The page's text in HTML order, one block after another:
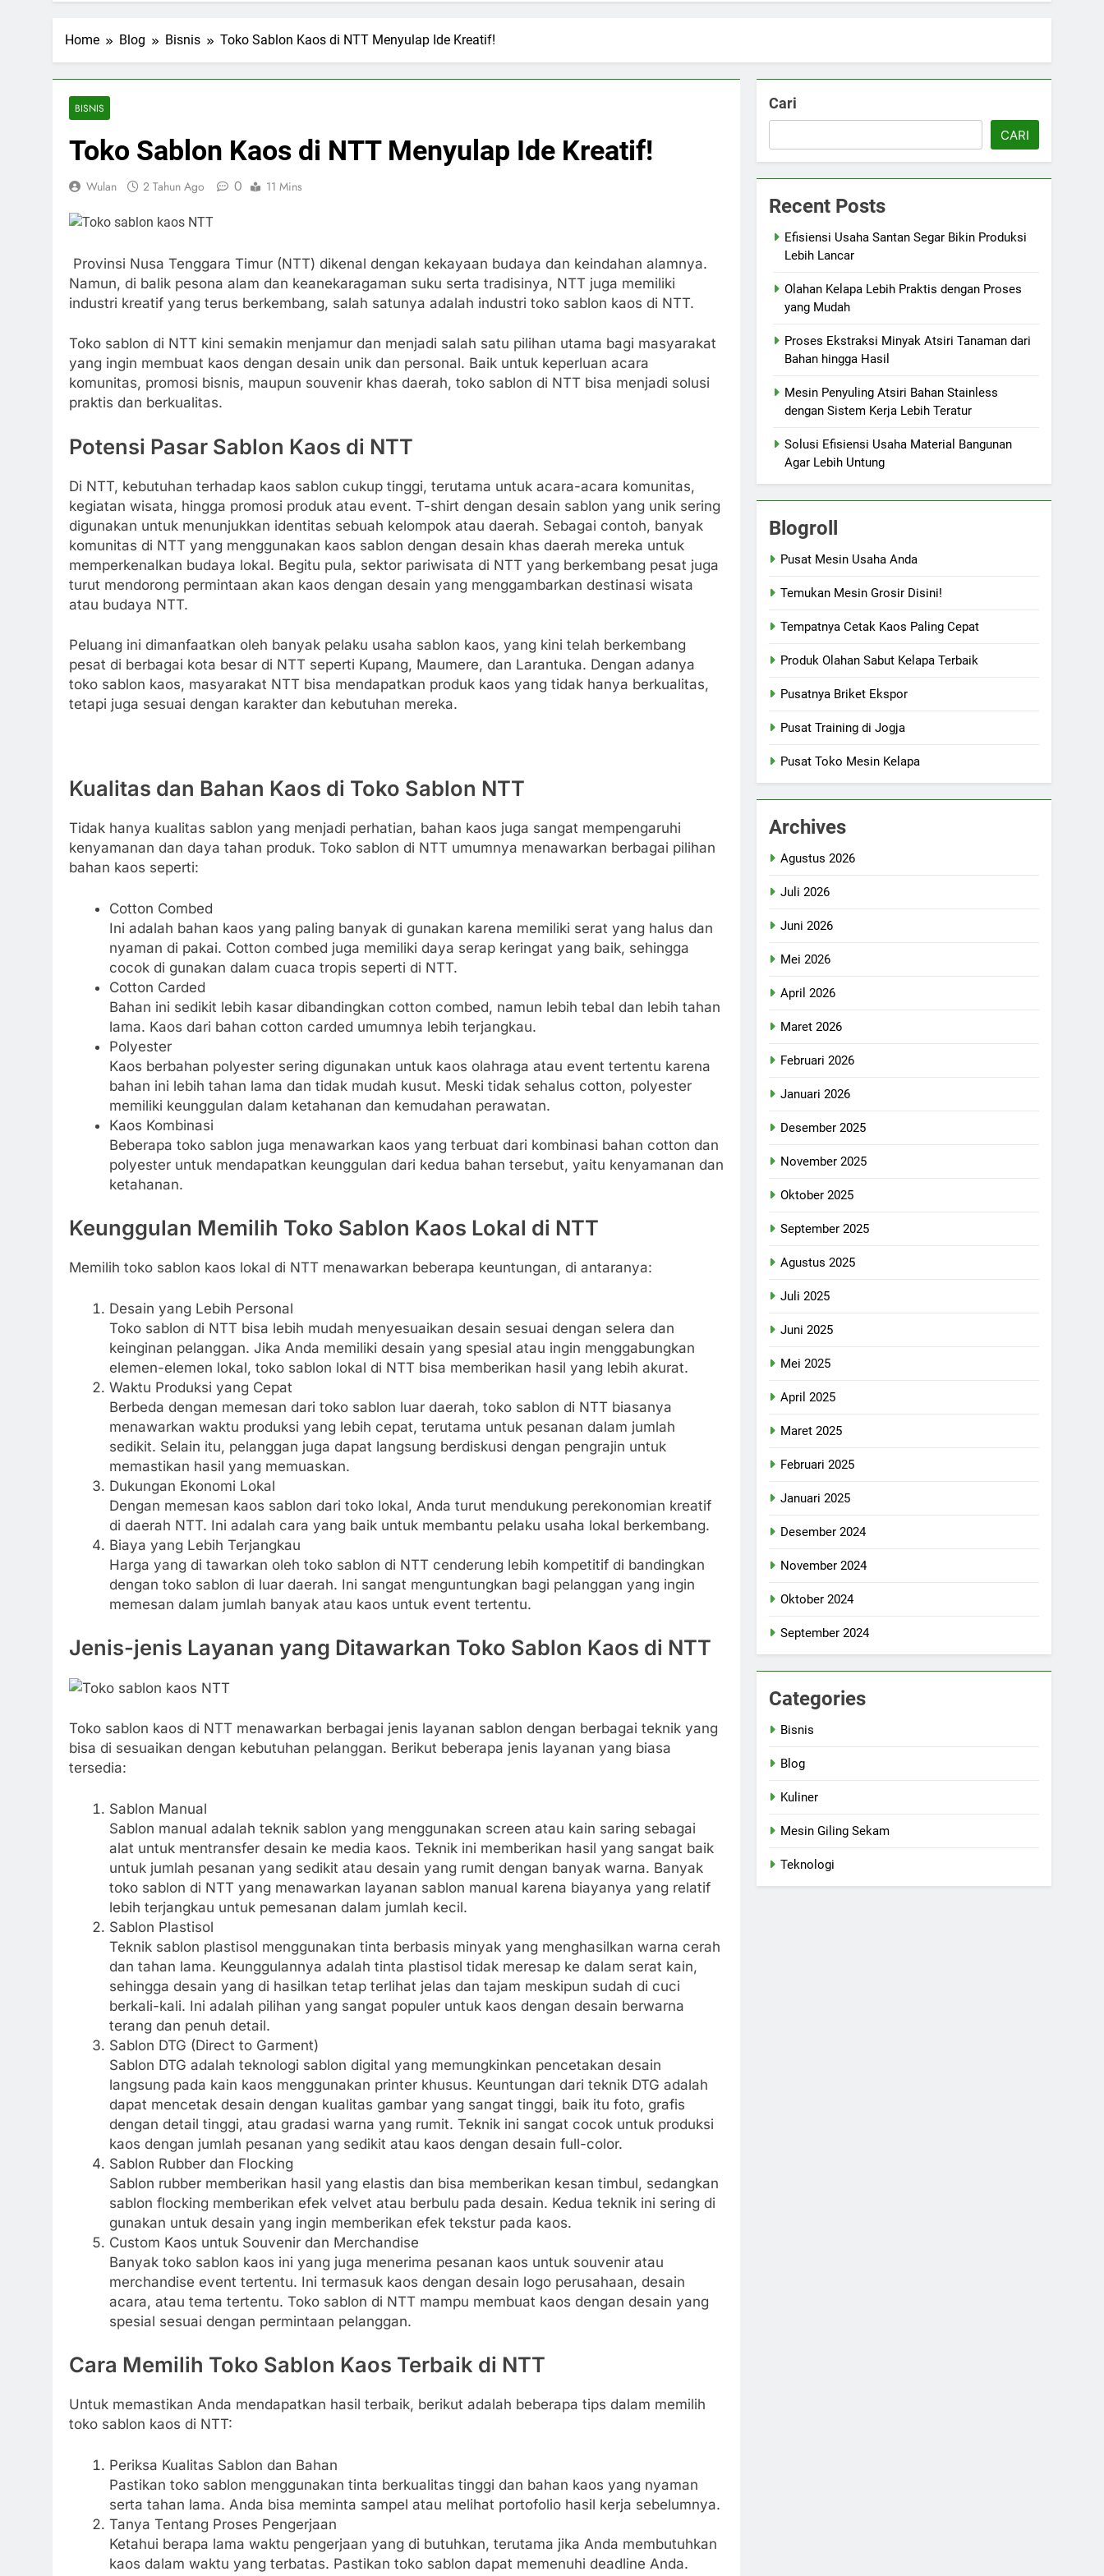
Home Blog Bisnis Toko Sablon Kaos di NTT Menyulap Ide Kreatif!
BISNIS
Toko Sablon Kaos di NTT Menyulap Ide Kreatif!
Wulan 2 Tahun Ago 0 11 Mins
Provinsi Nusa Tenggara Timur (NTT) dikenal dengan kekayaan budaya dan keindahan alamnya.
Namun, di balik pesona alam dan keanekaragaman suku serta tradisinya, NTT juga memiliki
industri kreatif yang terus berkembang, salah satunya adalah industri toko sablon kaos di NTT.
Toko sablon di NTT kini semakin menjamur dan menjadi salah satu pilihan utama bagi masyarakat
yang ingin membuat kaos dengan desain unik dan personal. Baik untuk keperluan acara
komunitas, promosi bisnis, maupun souvenir khas daerah, toko sablon di NTT bisa menjadi solusi
praktis dan berkualitas.
Potensi Pasar Sablon Kaos di NTT
Di NTT, kebutuhan terhadap kaos sablon cukup tinggi, terutama untuk acara-acara komunitas,
kegiatan wisata, hingga promosi produk atau event. T-shirt dengan desain sablon yang unik sering
digunakan untuk menunjukkan identitas sebuah kelompok atau daerah. Sebagai contoh, banyak
komunitas di NTT yang menggunakan kaos sablon dengan desain khas daerah mereka untuk
memperkenalkan budaya lokal. Begitu pula, sektor pariwisata di NTT yang berkembang pesat juga
turut mendorong permintaan akan kaos dengan desain yang menggambarkan destinasi wisata
atau budaya NTT.
Peluang ini dimanfaatkan oleh banyak pelaku usaha sablon kaos, yang kini telah berkembang
pesat di berbagai kota besar di NTT seperti Kupang, Maumere, dan Larantuka. Dengan adanya
toko sablon kaos, masyarakat NTT bisa mendapatkan produk kaos yang tidak hanya berkualitas,
tetapi juga sesuai dengan karakter dan kebutuhan mereka.
Kualitas dan Bahan Kaos di Toko Sablon NTT
Tidak hanya kualitas sablon yang menjadi perhatian, bahan kaos juga sangat mempengaruhi
kenyamanan dan daya tahan produk. Toko sablon di NTT umumnya menawarkan berbagai pilihan
bahan kaos seperti:
Cotton Combed
Ini adalah bahan kaos yang paling banyak di gunakan karena memiliki serat yang halus dan
nyaman di pakai. Cotton combed juga memiliki daya serap keringat yang baik, sehingga
cocok di gunakan dalam cuaca tropis seperti di NTT.
Cotton Carded
Bahan ini sedikit lebih kasar dibandingkan cotton combed, namun lebih tebal dan lebih tahan
lama. Kaos dari bahan cotton carded umumnya lebih terjangkau.
Polyester
Kaos berbahan polyester sering digunakan untuk kaos olahraga atau event tertentu karena
bahan ini lebih tahan lama dan tidak mudah kusut. Meski tidak sehalus cotton, polyester
memiliki keunggulan dalam ketahanan dan kemudahan perawatan.
Kaos Kombinasi
Beberapa toko sablon juga menawarkan kaos yang terbuat dari kombinasi bahan cotton dan
polyester untuk mendapatkan keunggulan dari kedua bahan tersebut, yaitu kenyamanan dan
ketahanan.
Keunggulan Memilih Toko Sablon Kaos Lokal di NTT
Memilih toko sablon kaos lokal di NTT menawarkan beberapa keuntungan, di antaranya:
Desain yang Lebih Personal
Toko sablon di NTT bisa lebih mudah menyesuaikan desain sesuai dengan selera dan
keinginan pelanggan. Jika Anda memiliki desain yang spesial atau ingin menggabungkan
elemen-elemen lokal, toko sablon lokal di NTT bisa memberikan hasil yang lebih akurat.
Waktu Produksi yang Cepat
Berbeda dengan memesan dari toko sablon luar daerah, toko sablon di NTT biasanya
menawarkan waktu produksi yang lebih cepat, terutama untuk pesanan dalam jumlah
sedikit. Selain itu, pelanggan juga dapat langsung berdiskusi dengan pengrajin untuk
memastikan hasil yang memuaskan.
Dukungan Ekonomi Lokal
Dengan memesan kaos sablon dari toko lokal, Anda turut mendukung perekonomian kreatif
di daerah NTT. Ini adalah cara yang baik untuk membantu pelaku usaha lokal berkembang.
Biaya yang Lebih Terjangkau
Harga yang di tawarkan oleh toko sablon di NTT cenderung lebih kompetitif di bandingkan
dengan toko sablon di luar daerah. Ini sangat menguntungkan bagi pelanggan yang ingin
memesan dalam jumlah banyak atau kaos untuk event tertentu.
Jenis-jenis Layanan yang Ditawarkan Toko Sablon Kaos di NTT
Toko sablon kaos di NTT menawarkan berbagai jenis layanan sablon dengan berbagai teknik yang
bisa di sesuaikan dengan kebutuhan pelanggan. Berikut beberapa jenis layanan yang biasa
tersedia:
Sablon Manual
Sablon manual adalah teknik sablon yang menggunakan screen atau kain saring sebagai
alat untuk mentransfer desain ke media kaos. Teknik ini memberikan hasil yang sangat baik
untuk jumlah pesanan yang sedikit atau desain yang rumit dengan banyak warna. Banyak
toko sablon di NTT yang menawarkan layanan sablon manual karena biayanya yang relatif
lebih terjangkau untuk pemesanan dalam jumlah kecil.
Sablon Plastisol
Teknik sablon plastisol menggunakan tinta berbasis minyak yang menghasilkan warna cerah
dan tahan lama. Keunggulannya adalah tinta plastisol tidak meresap ke dalam serat kain,
sehingga desain yang di hasilkan tetap terlihat jelas dan tajam meskipun sudah di cuci
berkali-kali. Ini adalah pilihan yang sangat populer untuk kaos dengan desain berwarna
terang dan penuh detail.
Sablon DTG (Direct to Garment)
Sablon DTG adalah teknologi sablon digital yang memungkinkan pencetakan desain
langsung pada kain kaos menggunakan printer khusus. Keuntungan dari teknik DTG adalah
dapat mencetak desain dengan kualitas gambar yang sangat tinggi, baik itu foto, grafis
dengan detail tinggi, atau gradasi warna yang rumit. Teknik ini sangat cocok untuk produksi
kaos dengan jumlah pesanan yang sedikit atau kaos dengan desain full-color.
Sablon Rubber dan Flocking
Sablon rubber memberikan hasil yang elastis dan bisa memberikan kesan timbul, sedangkan
sablon flocking memberikan efek velvet atau berbulu pada desain. Kedua teknik ini sering di
gunakan untuk desain yang ingin memberikan efek tekstur pada kaos.
Custom Kaos untuk Souvenir dan Merchandise
Banyak toko sablon kaos ini yang juga menerima pesanan kaos untuk souvenir atau
merchandise event tertentu. Ini termasuk kaos dengan desain logo perusahaan, desain
acara, atau tema tertentu. Toko sablon di NTT mampu membuat kaos dengan desain yang
spesial sesuai dengan permintaan pelanggan.
Cara Memilih Toko Sablon Kaos Terbaik di NTT
Untuk memastikan Anda mendapatkan hasil terbaik, berikut adalah beberapa tips dalam memilih
toko sablon kaos di NTT:
Periksa Kualitas Sablon dan Bahan
Pastikan toko sablon menggunakan tinta berkualitas tinggi dan bahan kaos yang nyaman
serta tahan lama. Anda bisa meminta sampel atau melihat portofolio hasil kerja sebelumnya.
Tanya Tentang Proses Pengerjaan
Ketahui berapa lama waktu pengerjaan yang di butuhkan, terutama jika Anda membutuhkan
kaos dalam waktu yang terbatas. Pastikan toko sablon dapat memenuhi deadline Anda.
Cari
CARI
Recent Posts
Efisiensi Usaha Santan Segar Bikin Produksi
Lebih Lancar
Olahan Kelapa Lebih Praktis dengan Proses
yang Mudah
Proses Ekstraksi Minyak Atsiri Tanaman dari
Bahan hingga Hasil
Mesin Penyuling Atsiri Bahan Stainless
dengan Sistem Kerja Lebih Teratur
Solusi Efisiensi Usaha Material Bangunan
Agar Lebih Untung
Blogroll
Pusat Mesin Usaha Anda
Temukan Mesin Grosir Disini!
Tempatnya Cetak Kaos Paling Cepat
Produk Olahan Sabut Kelapa Terbaik
Pusatnya Briket Ekspor
Pusat Training di Jogja
Pusat Toko Mesin Kelapa
Archives
Agustus 2026
Juli 2026
Juni 2026
Mei 2026
April 2026
Maret 2026
Februari 2026
Januari 2026
Desember 2025
November 2025
Oktober 2025
September 2025
Agustus 2025
Juli 2025
Juni 2025
Mei 2025
April 2025
Maret 2025
Februari 2025
Januari 2025
Desember 2024
November 2024
Oktober 2024
September 2024
Categories
Bisnis
Blog
Kuliner
Mesin Giling Sekam
Teknologi